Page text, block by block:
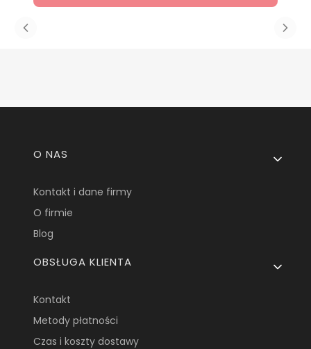
Linki w stopce
O NAS
Kontakt i dane firmy
O firmie
Blog
OBSŁUGA KLIENTA
Kontakt
Metody płatności
Czas i koszty dostawy